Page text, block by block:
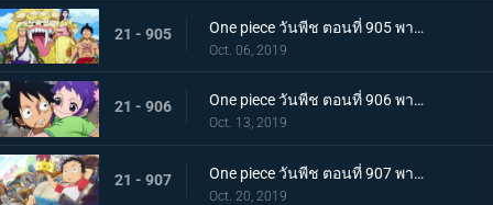
21 - 905 One piece วันพีช ตอนที่ 905 พากย์ไทย การชิงโอทามะคืน! ศึกอันดุเดือดกับโฮลด์เดม!
Oct. 06, 2019
21 - 906 One piece วันพีช ตอนที่ 906 พากย์ไทย ดวลตัวต่อตัว ระหว่างหมอผีกับหมอแห่งความตาย!
Oct. 13, 2019
21 - 907 One piece วันพีช ตอนที่ 907 พากย์ไทย ตอนพิเศษ ฉลองวันพีซครบรอบ 20 ปี "โรแมนซ์ดอวน์"
Oct. 20, 2019